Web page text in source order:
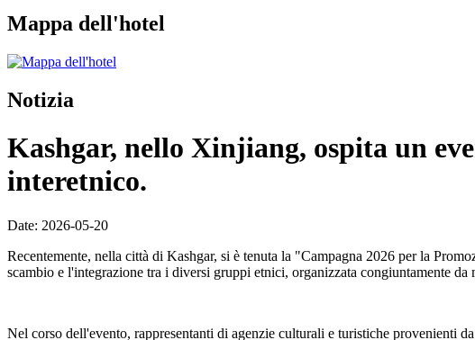
Mappa dell'hotel
Notizia
Kashgar, nello Xinjiang, ospita un
interetnico.
Date: 2026-05-20
Recentemente, nella città di Kashgar, si è tenuta la "Campagna 2026 per la
scambio e l'integrazione tra i diversi gruppi etnici, organizzata congiuntamente
Nel corso dell'evento, rappresentanti di agenzie culturali e turistiche provenienti